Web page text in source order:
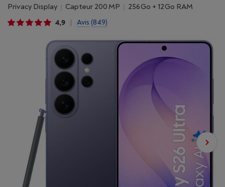
Privacy Display
Capteur 200 MP
256 Go + 12 Go RAM
4,9
Avis (849)